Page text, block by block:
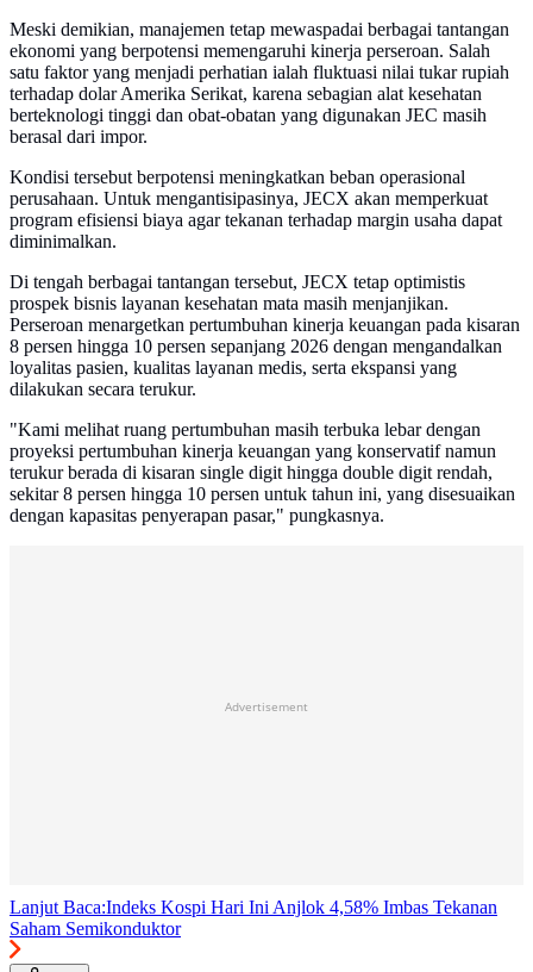
Meski demikian, manajemen tetap mewaspadai berbagai tantangan
ekonomi yang berpotensi memengaruhi kinerja perseroan. Salah
satu faktor yang menjadi perhatian ialah fluktuasi nilai tukar rupiah
terhadap dolar Amerika Serikat, karena sebagian alat kesehatan
berteknologi tinggi dan obat-obatan yang digunakan JEC masih
berasal dari impor.
Kondisi tersebut berpotensi meningkatkan beban operasional
perusahaan. Untuk mengantisipasinya, JECX akan memperkuat
program efisiensi biaya agar tekanan terhadap margin usaha dapat
diminimalkan.
Di tengah berbagai tantangan tersebut, JECX tetap optimistis
prospek bisnis layanan kesehatan mata masih menjanjikan.
Perseroan menargetkan pertumbuhan kinerja keuangan pada kisaran
8 persen hingga 10 persen sepanjang 2026 dengan mengandalkan
loyalitas pasien, kualitas layanan medis, serta ekspansi yang
dilakukan secara terukur.
"Kami melihat ruang pertumbuhan masih terbuka lebar dengan
proyeksi pertumbuhan kinerja keuangan yang konservatif namun
terukur berada di kisaran single digit hingga double digit rendah,
sekitar 8 persen hingga 10 persen untuk tahun ini, yang disesuaikan
dengan kapasitas penyerapan pasar," pungkasnya.
Advertisement
Lanjut Baca:Indeks Kospi Hari Ini Anjlok 4,58% Imbas Tekanan
Saham Semikonduktor